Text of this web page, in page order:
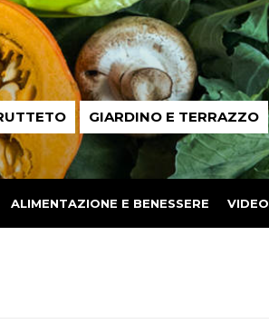
GIARDINO E TERRAZZO
ALIMENTAZIONE E BENESSERE VIDEO